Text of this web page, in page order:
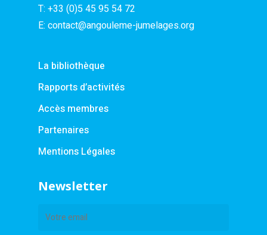
T: +33 (0)5 45 95 54 72
E: contact@angouleme-jumelages.org
La bibliothèque
Rapports d’activités
Accès membres
Partenaires
Mentions Légales
Newsletter